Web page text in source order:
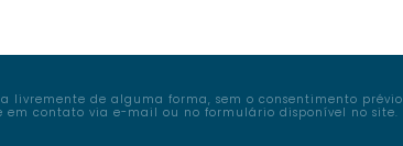
livremente de alguma forma, sem o consentimento prévio
em contato via e-mail ou no formulário disponível no site.